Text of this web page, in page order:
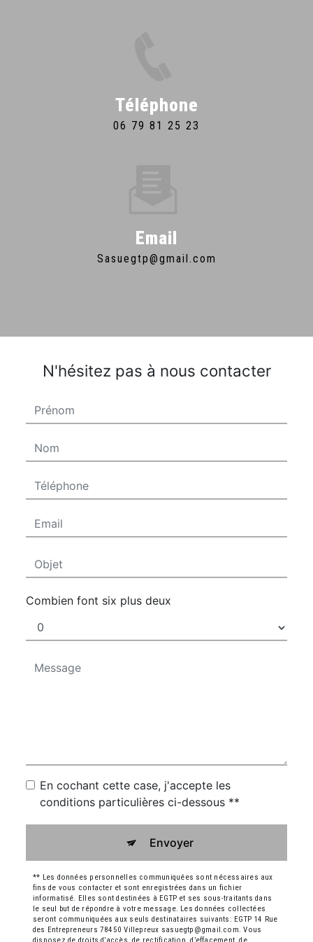
Téléphone
06 79 81 25 23
Email
sasuegtp@gmail.com
N'hésitez pas à nous contacter
Combien font six plus deux
En cochant cette case, j'accepte les
conditions particulières ci-dessous **
Envoyer
** Les données personnelles communiquées sont nécessaires aux
fins de vous contacter et sont enregistrées dans un fichier
informatisé. Elles sont destinées à EGTP et ses sous-traitants dans
le seul but de répondre à votre message. Les données collectées
seront communiquées aux seuls destinataires suivants: EGTP 14 Rue
des Entrepreneurs 78450 Villepreux sasuegtp@gmail.com. Vous